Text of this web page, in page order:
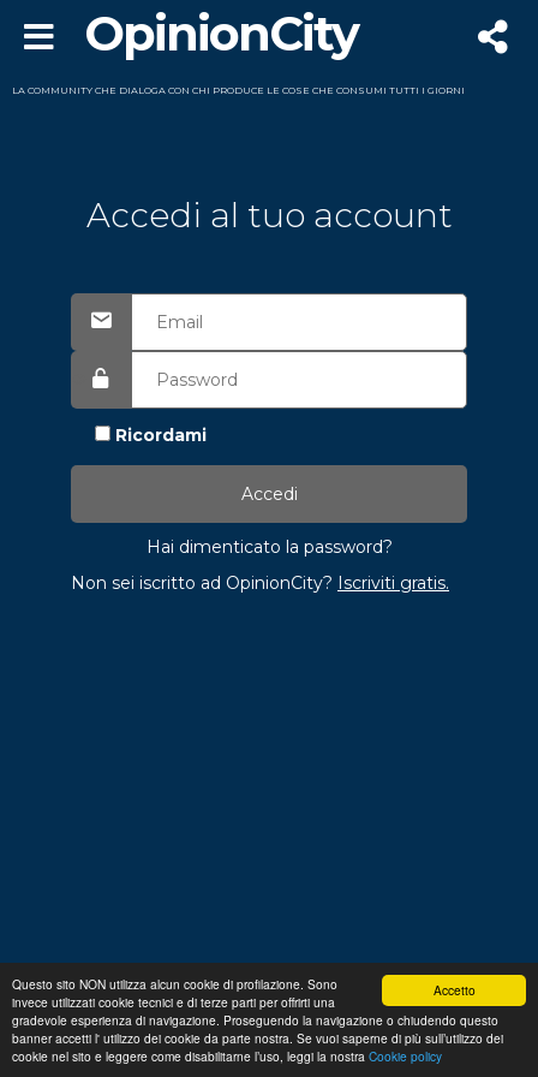
Accetto
Questo sito NON utilizza alcun cookie di profilazione. Sono
invece utilizzati cookie tecnici e di terze parti per offrirti una
gradevole esperienza di navigazione. Proseguendo la navigazione o chiudendo questo
banner accetti l' utilizzo dei cookie da parte nostra. Se vuoi saperne di più sull’utilizzo dei
cookie nel sito e leggere come disabilitarne l’uso, leggi la nostra Cookie policy
OpinionCity
LA COMMUNITY CHE DIALOGA CON CHI PRODUCE LE COSE CHE CONSUMI TUTTI I GIORNI
Accedi al tuo account
Ricordami
Hai dimenticato la password?
Non sei iscritto ad OpinionCity? Iscriviti gratis.
Regolamento Privacy Domande frequenti
Cookie
policy
p. iva 13356630155
Copyright © 2026 Advance S.r.L.